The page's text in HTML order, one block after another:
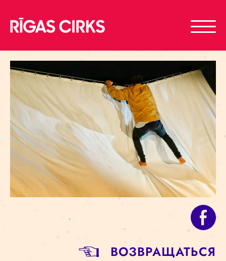
BОЗВРАЩАТЬСЯ